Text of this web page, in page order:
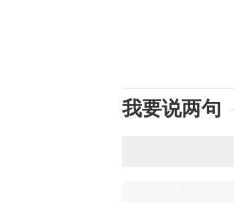
我要说两句